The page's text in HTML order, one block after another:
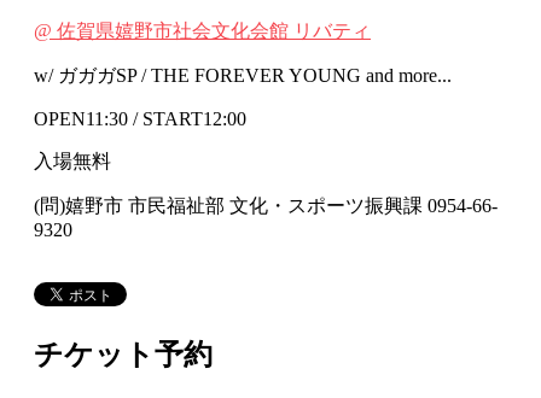
@ 佐賀県嬉野市社会文化会館 リバティ
w/ ガガガSP / THE FOREVER YOUNG and more...
OPEN11:30 / START12:00
入場無料
(問)嬉野市 市民福祉部 文化・スポーツ振興課 0954-66-
9320
チケット予約